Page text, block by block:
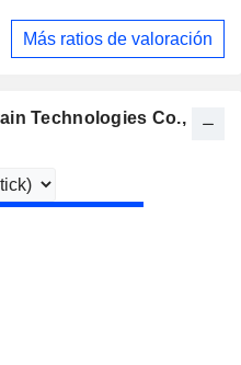
Más ratios de valoración
Technologies Co.,